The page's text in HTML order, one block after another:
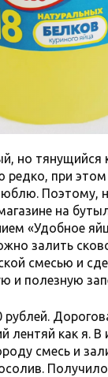
но тянущийся
редко, при этом
Поэтому,
на
«Удобное
залить
смесью и
и полезную
рублей.
лентяй как я. В
смесь и